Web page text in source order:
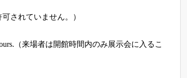
可されていません。）
（来場者は開館時間内のみ展示会に入るこ